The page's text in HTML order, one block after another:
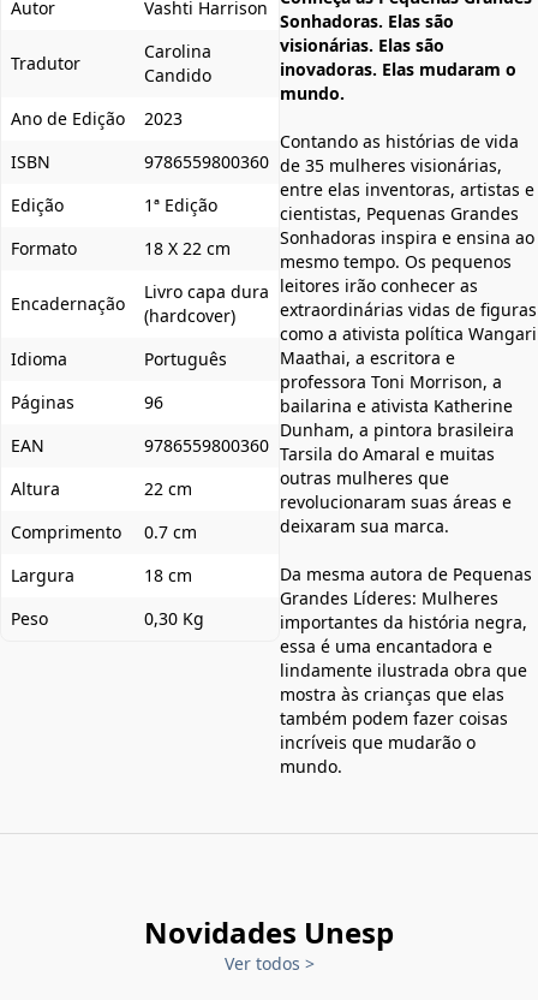
Autor Vashti Harrison
Tradutor
Carolina
Candido
Ano de Edição
2023
ISBN
9786559800360
Edição
1ª Edição
Formato
18 X 22 cm
Encadernação
Livro capa dura
(hardcover)
Idioma
Português
Páginas
96
EAN
9786559800360
Altura
22 cm
Comprimento
0.7 cm
Largura
18 cm
Peso
0,30 Kg
Sonhadoras. Elas são
visionárias. Elas são
inovadoras. Elas mudaram o
mundo.
Contando as histórias de vida
de 35 mulheres visionárias,
entre elas inventoras, artistas e
cientistas, Pequenas Grandes
Sonhadoras inspira e ensina ao
mesmo tempo. Os pequenos
leitores irão conhecer as
extraordinárias vidas de figuras
como a ativista política Wangari
Maathai, a escritora e
professora Toni Morrison, a
bailarina e ativista Katherine
Dunham, a pintora brasileira
Tarsila do Amaral e muitas
outras mulheres que
revolucionaram suas áreas e
deixaram sua marca.
Da mesma autora de Pequenas
Grandes Líderes: Mulheres
importantes da história negra,
essa é uma encantadora e
lindamente ilustrada obra que
mostra às crianças que elas
também podem fazer coisas
incríveis que mudarão o
mundo.
Novidades Unesp
Ver todos >